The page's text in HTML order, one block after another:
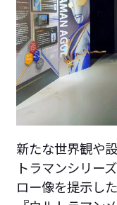
新たな世界観や
トラマンシリー
ロー像を提示し